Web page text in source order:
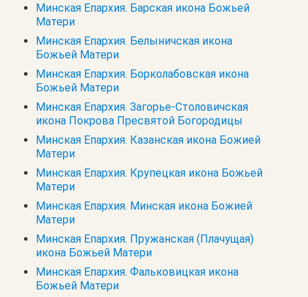
Минская Епархия. Барская икона Божьей
Матери
Минская Епархия. Белыничская икона
Божьей Матери
Минская Епархия. Борколабовская икона
Божьей Матери
Минская Епархия. Загорье-Столовичская
икона Покрова Пресвятой Богородицы
Минская Епархия. Казанская икона Божией
Матери
Минская Епархия. Крупецкая икона Божьей
Матери
Минская Епархия. Минская икона Божией
Матери
Минская Епархия. Пружанская (Плачущая)
икона Божьей Матери
Минская Епархия. Фальковицкая икона
Божьей Матери